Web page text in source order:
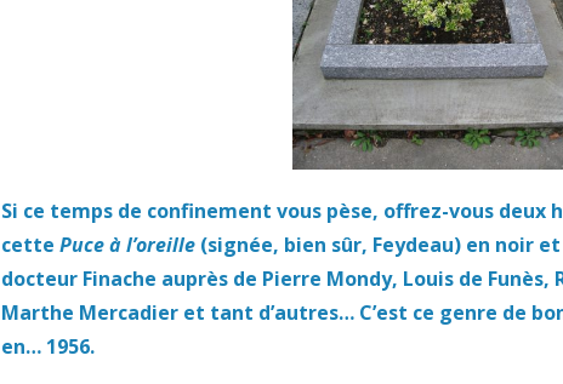
Si ce temps de confinement vous pèse, offrez-vous deux
cette Puce à l’oreille(signée, bien sûr, Feydeau) en noir
docteur Finache auprès de Pierre Mondy, Louis de Funès,
Marthe Mercadier et tant d’autres… C’est ce genre de
en… 1956.